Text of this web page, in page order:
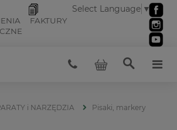
FAKTURY
Select Language ▼
i NARZĘDZIA Pisaki, markery